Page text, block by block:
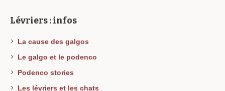
Lévriers : infos
La cause des galgos
Le galgo et le podenco
Podenco stories
Les lévriers et les chats